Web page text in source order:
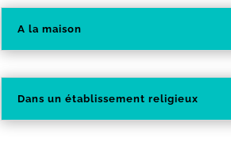
A la maison
Dans un établissement religieux